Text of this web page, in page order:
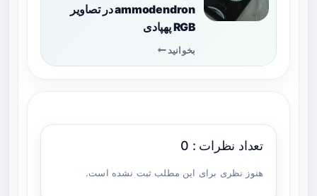
ammodendron در تصاویر
RGB پهپادی
بخوانید
تعداد نظرات : 0
هنوز نظری برای این مطلب ثبت نشده است.